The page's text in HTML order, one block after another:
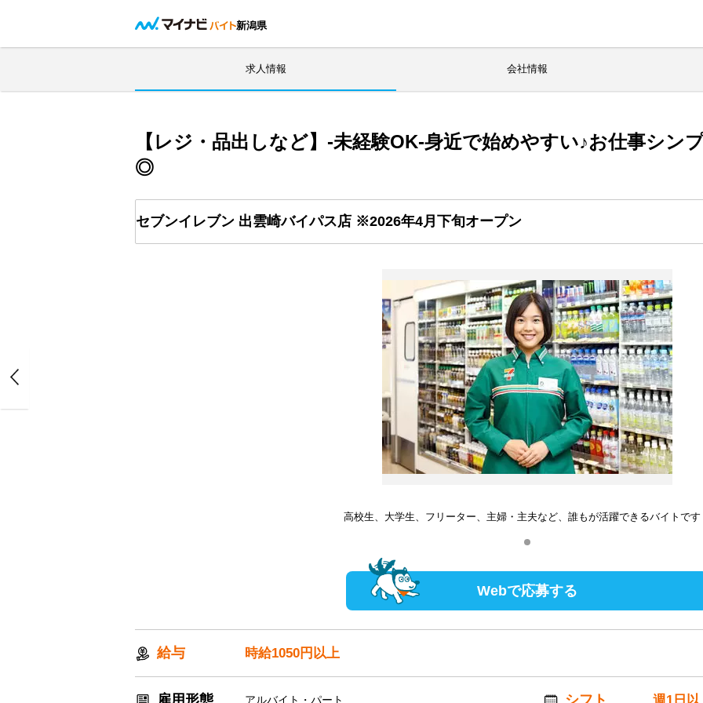
新潟県
求人情報 会社情報
【レジ・品出しなど】-未経験OK-身近で始めやすい♪お仕事シ
◎
セブンイレブン 出雲崎バイパス店 ※2026年4月下旬オープン
高校生、大学生、フリーター、主婦・主夫など、誰もが活躍できるバイトです
Webで応募する
給与 時給1050円以上
雇用形態 アルバイト・パート シフト